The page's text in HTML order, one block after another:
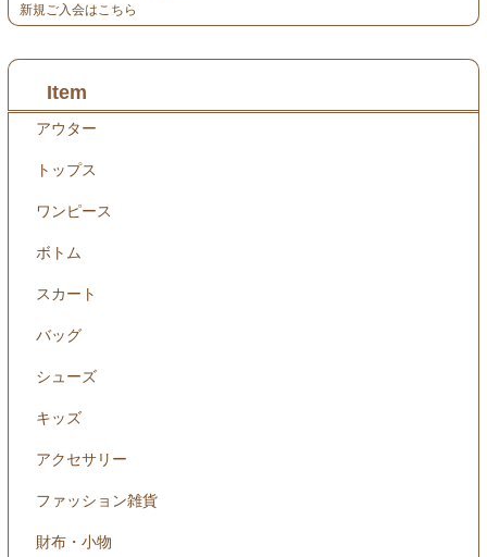
新規ご入会はこちら
Item
アウター
トップス
ワンピース
ボトム
スカート
バッグ
シューズ
キッズ
アクセサリー
ファッション雑貨
財布・小物